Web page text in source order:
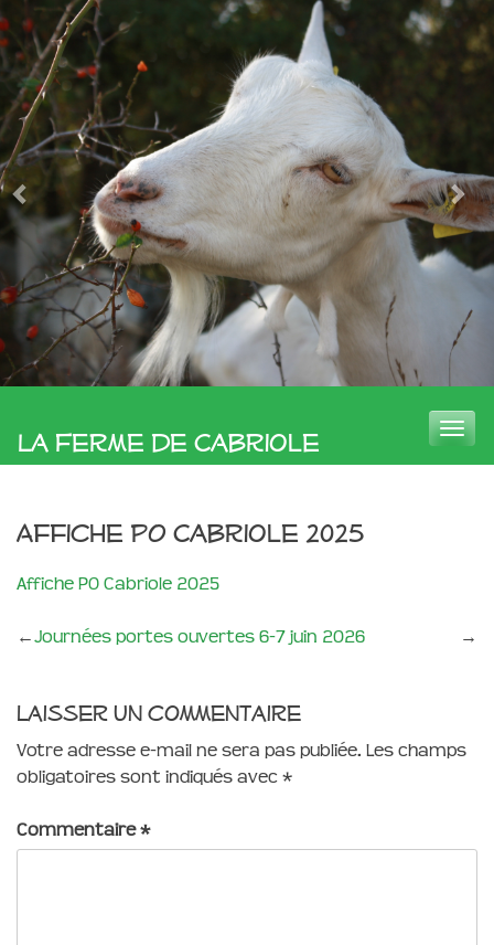
La Ferme de Cabriole
Toggle
Affiche PO Cabriole 2025
Affiche PO Cabriole 2025
←Journées portes ouvertes 6-7 juin 2026 →
Laisser un commentaire
Votre adresse e-mail ne sera pas publiée. Les champs
obligatoires sont indiqués avec *
Commentaire*